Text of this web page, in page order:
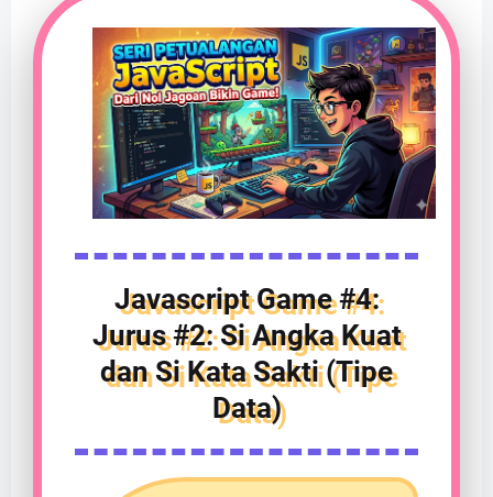
Javascript Game #4:
Jurus #2: Si Angka Kuat
dan Si Kata Sakti (Tipe
Data)